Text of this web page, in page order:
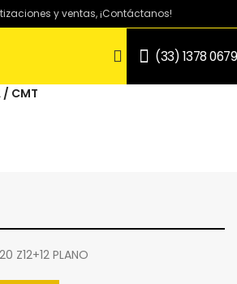
y ventas, ¡Contáctanos!
(33) 1378 0679
/ CMT
Z12+12 PLANO